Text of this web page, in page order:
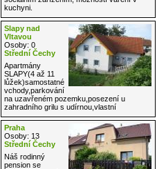
kuchyni.
Slapy nad
Vltavou
Osoby: 0
Střední Čechy
Apartmány
SLAPY(4 až 11
lůžek)samostatné
vchody,parkování
na uzavřeném pozemku,posezení u
zahradního grilu s udírnou,vlastní
Praha
Osoby: 13
Střední Čechy
Náš rodinný
pension se